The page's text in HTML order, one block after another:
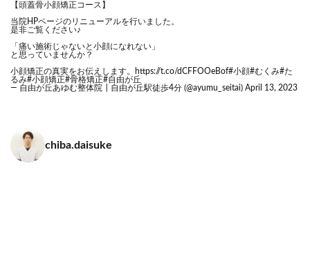
【頭蓋骨小顔矯正コース】
当院HPページのリニューアルを行いました。
是非ご覧ください♪
「痛い施術じゃないと小顔になれない」
と思っていませんか？
小顔矯正の真実をお伝えします。
https://t.co/dCFFOOeBof#小顔#むくみ#た
るみ#小顔矯正#骨格矯正#自由が丘
— 自由が丘あゆむ整体院┃自由が丘駅徒歩4分 (@ayumu_seitai) April 13, 2023
chiba.daisuke